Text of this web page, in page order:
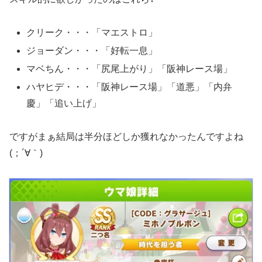
クリーク・・・「マエストロ」
ジョーダン・・・「好転一息」
マベちん・・・「尻尾上がり」「阪神レース場」
ハヤヒデ・・・「阪神レース場」「道悪」「内弁
慶」「追い上げ」
ですがまぁ結局は半分ほどしか獲れなかったんですよね
(；´∀｀)